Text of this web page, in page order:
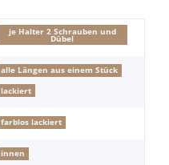
je Halter 2 Schrauben und
Dübel
alle Längen aus einem Stück
lackiert
farblos lackiert
innen